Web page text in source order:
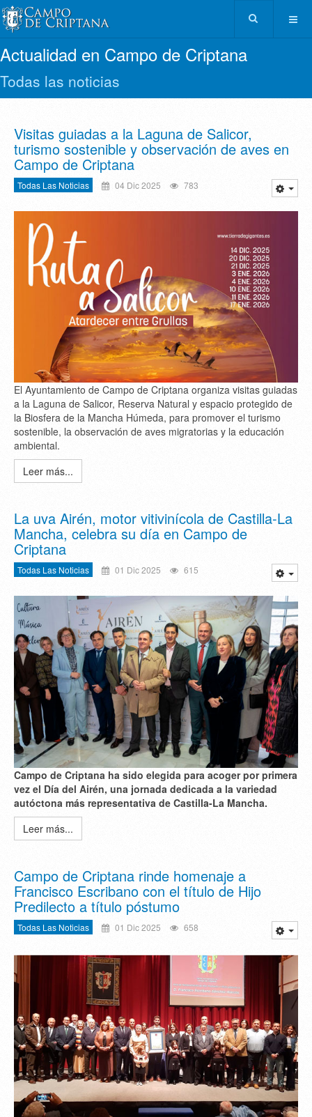
Actualidad en Campo de Criptana
Todas las noticias
Visitas guiadas a la Laguna de Salicor,
turismo sostenible y observación de aves en
Campo de Criptana
Todas Las Noticias 04 Dic 2025 783
El Ayuntamiento de Campo de Criptana organiza visitas guiadas
a la Laguna de Salicor, Reserva Natural y espacio protegido de
la Biosfera de la Mancha Húmeda, para promover el turismo
sostenible, la observación de aves migratorias y la educación
ambiental.
Leer más...
La uva Airén, motor vitivinícola de Castilla-La
Mancha, celebra su día en Campo de
Criptana
Todas Las Noticias 01 Dic 2025 615
Campo de Criptana ha sido elegida para acoger por primera
vez el Día del Airén, una jornada dedicada a la variedad
autóctona más representativa de Castilla-La Mancha.
Leer más...
Campo de Criptana rinde homenaje a
Francisco Escribano con el título de Hijo
Predilecto a título póstumo
Todas Las Noticias 01 Dic 2025 658